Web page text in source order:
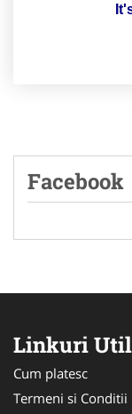
Facebook
Linkuri
Cum platesc
Termeni si Conditii